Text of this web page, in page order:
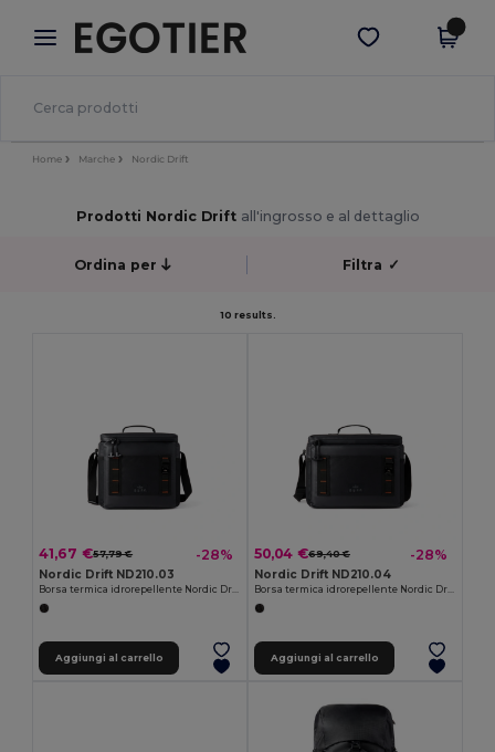
× App Egotier
Prezzi migliori sull'app!
Scarica app
Home Marche Nordic Drift
Prodotti Nordic Drift all'ingrosso e al dettaglio
Ordina per Filtra ✓
10 results.
41,67 €57,79 € -28%
Nordic Drift ND210.03
Borsa termica idrorepellente Nordic Drift Storm RCS 10L
Aggiungi al carrello
50,04 €69,40 € -28%
Nordic Drift ND210.04
Borsa termica idrorepellente Nordic Drift Storm RCS 20L
Aggiungi al carrello